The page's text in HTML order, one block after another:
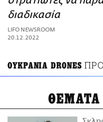
ΑΜΠΑ
PRINT
διαδικασία
LIFO NEWSROOM
20.12.2022
ΟΥΚΡΑΝΙΑ DRONES
ΘΕΜΑΤΑ